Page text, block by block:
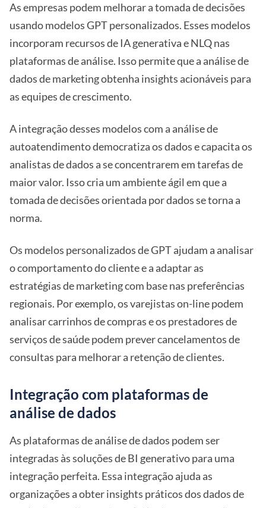
As empresas podem melhorar a tomada de decisões
usando modelos GPT personalizados. Esses modelos
incorporam recursos de IA generativa e NLQ nas
plataformas de análise. Isso permite que a análise de
dados de marketing obtenha insights acionáveis para
as equipes de crescimento.
A integração desses modelos com a análise de
autoatendimento democratiza os dados e capacita os
analistas de dados a se concentrarem em tarefas de
maior valor. Isso cria um ambiente ágil em que a
tomada de decisões orientada por dados se torna a
norma.
Os modelos personalizados de GPT ajudam a analisar
o comportamento do cliente e a adaptar as
estratégias de marketing com base nas preferências
regionais. Por exemplo, os varejistas on-line podem
analisar carrinhos de compras e os prestadores de
serviços de saúde podem prever cancelamentos de
consultas para melhorar a retenção de clientes.
Integração com plataformas de
análise de dados
As plataformas de análise de dados podem ser
integradas às soluções de BI generativo para uma
integração perfeita. Essa integração ajuda as
organizações a obter insights práticos dos dados de